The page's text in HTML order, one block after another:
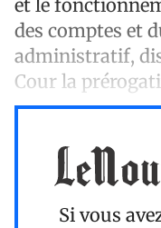
et le
des comptes et
administratif,
Cour la
Si vous